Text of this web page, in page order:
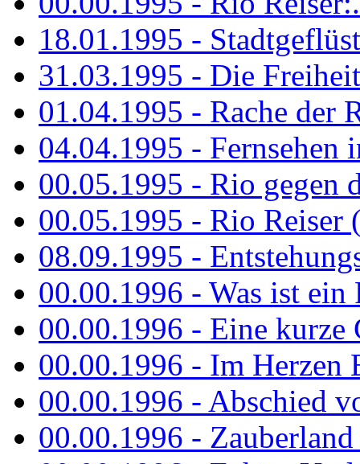
18.01.1995 -
31.03.1995 - Die
01.04.1995 - Rache der
04.04.1995 - Fernsehen
00.05.1995 - Rio gegen
00.05.1995 - Rio Reiser
08.09.1995 -
00.00.1996 - Was ist ein
00.00.1996 - Eine kurze
00.00.1996 - Im Herzen
00.00.1996 - Abschied
00.00.1996 -